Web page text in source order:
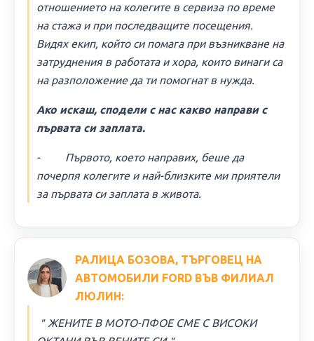
отношението на колегите в сервиза по време
на стажа и при последващите посещения.
Видях екип, който си помага при възникване на
затруднения в работата и хора, които винаги са
на разположение да ти помогнат в нужда.
Ако искаш, сподели с нас какво направи с
първата си заплата.
- Първото, което направих, беше да
почерпя колегите и най-близките ми приятели
за първата си заплата в живота.
РАЛИЦА БОЗОВА, ТЪРГОВЕЦ НА
АВТОМОБИЛИ FORD ВЪВ ФИЛИАЛ
ЛЮЛИН:
＂ЖЕНИТЕ В МОТО-ПФОЕ СМЕ С ВИСОКИ